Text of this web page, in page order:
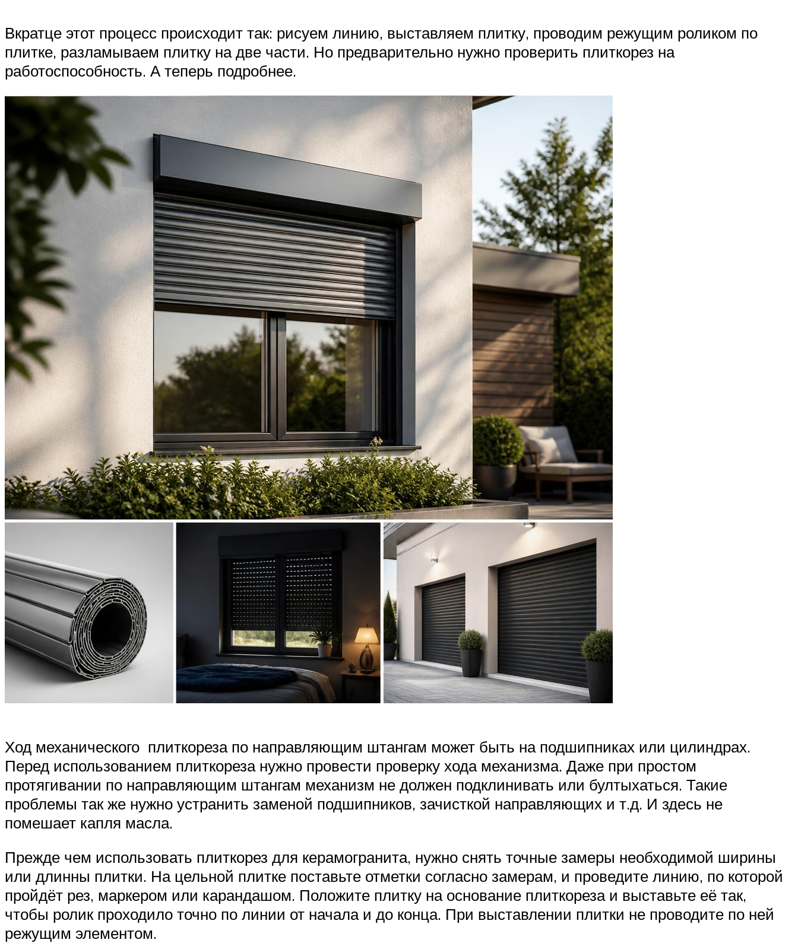
Вкратце этот процесс происходит так: рисуем линию, выставляем плитку, проводим режущим роликом по
плитке, разламываем плитку на две части. Но предварительно нужно проверить плиткорез на
работоспособность. А теперь подробнее.
Ход механического плиткореза по направляющим штангам может быть на подшипниках или цилиндрах.
Перед использованием плиткореза нужно провести проверку хода механизма. Даже при простом
протягивании по направляющим штангам механизм не должен подклинивать или бултыхаться. Такие
проблемы так же нужно устранить заменой подшипников, зачисткой направляющих и т.д. И здесь не
помешает капля масла.
Прежде чем использовать плиткорез для керамогранита, нужно снять точные замеры необходимой ширины
или длинны плитки. На цельной плитке поставьте отметки согласно замерам, и проведите линию, по которой
пройдёт рез, маркером или карандашом. Положите плитку на основание плиткореза и выставьте её так,
чтобы ролик проходило точно по линии от начала и до конца. При выставлении плитки не проводите по ней
режущим элементом.